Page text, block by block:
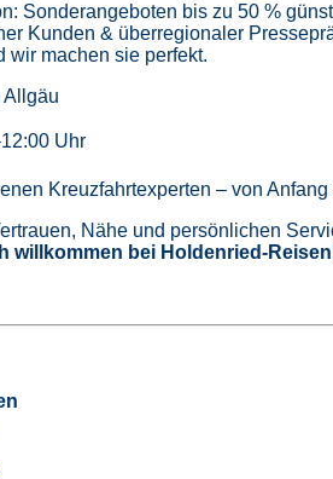
Sonderangeboten bis zu 50 %
Kunden & überregionaler
wir machen sie perfekt.
Allgäu
Uhr
Kreuzfahrtexperten – von
Nähe und persönlichen
willkommen bei Holdenried-